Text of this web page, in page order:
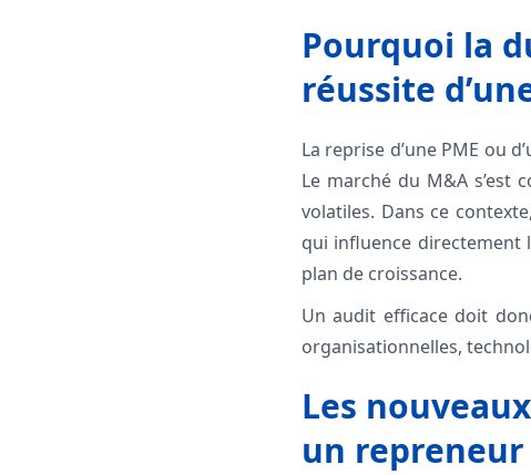
Pourquoi la
réussite
La reprise d’une PME ou
Le marché du M&A s’est
volatiles. Dans ce
qui influence directement
plan de croissance.
Un audit efficace doit
organisationnelles,
Les
un repreneur